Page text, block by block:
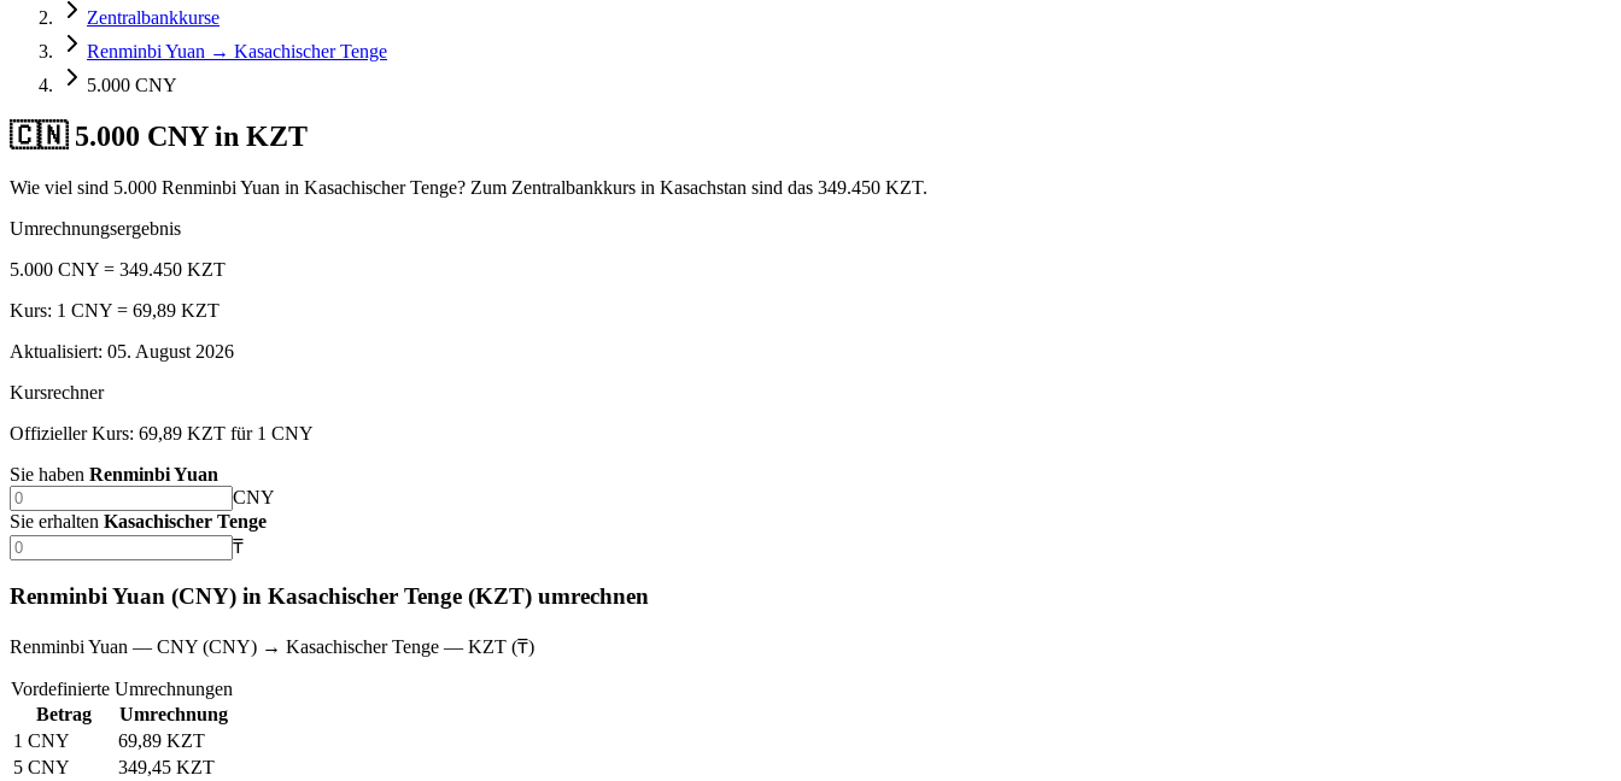
Zentralbankkurse
Renminbi Yuan → Kasachischer Tenge
5.000 CNY
🇨🇳 5.000 CNY in KZT
Wie viel sind 5.000 Renminbi Yuan in Kasachischer Tenge? Zum Zentralbankkurs in Kasachstan sind das 349.450 KZT.
Umrechnungsergebnis
5.000 CNY = 349.450 KZT
Kurs: 1 CNY = 69,89 KZT
Aktualisiert: 05. August 2026
Kursrechner
Offizieller Kurs: 69,89 KZT für 1 CNY
Sie haben Renminbi Yuan
CNY
Sie erhalten Kasachischer Tenge
₸
Renminbi Yuan (CNY) in Kasachischer Tenge (KZT) umrechnen
Renminbi Yuan — CNY (CNY) → Kasachischer Tenge — KZT (₸)
Vordefinierte Umrechnungen
Betrag
Umrechnung
1 CNY
69,89 KZT
5 CNY
349,45 KZT